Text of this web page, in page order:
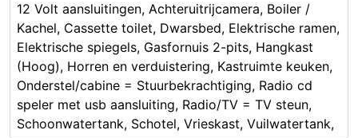
12 Volt aansluitingen, Achteruitrijcamera, Boiler /
Kachel, Cassette toilet, Dwarsbed, Elektrische ramen,
Elektrische spiegels, Gasfornuis 2-pits, Hangkast
(Hoog), Horren en verduistering, Kastruimte keuken,
Onderstel/cabine = Stuurbekrachtiging, Radio cd
speler met usb aansluiting, Radio/TV = TV steun,
Schoonwatertank, Schotel, Vrieskast, Vuilwatertank,